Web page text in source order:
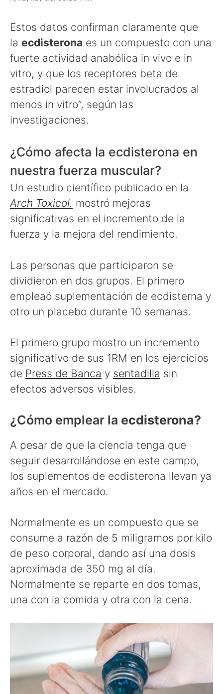
Estos datos confirman claramente que
la ecdisterona es un compuesto con una
fuerte actividad anabólica in vivo e in
vitro, y que los receptores beta de
estradiol parecen estar involucrados al
menos in vitro”, según las
investigaciones.
¿Cómo afecta la ecdisterona en
nuestra fuerza muscular?
Un estudio científico publicado en la
Arch Toxicol. mostró mejoras
significativas en el incremento de la
fuerza y la mejora del rendimiento.
Las personas que participaron se
dividieron en dos grupos. El primero
empleaó suplementación de ecdisterna y
otro un placebo durante 10 semanas.
El primero grupo mostro un incremento
significativo de sus 1RM en los ejercicios
de Press de Banca y sentadilla sin
efectos adversos visibles.
¿Cómo emplear la ecdisterona?
A pesar de que la ciencia tenga que
seguir desarrollándose en este campo,
los suplementos de ecdisterona llevan ya
años en el mercado.
Normalmente es un compuesto que se
consume a razón de 5 miligramos por kilo
de peso corporal, dando así una dosis
aproximada de 350 mg al día.
Normalmente se reparte en dos tomas,
una con la comida y otra con la cena.